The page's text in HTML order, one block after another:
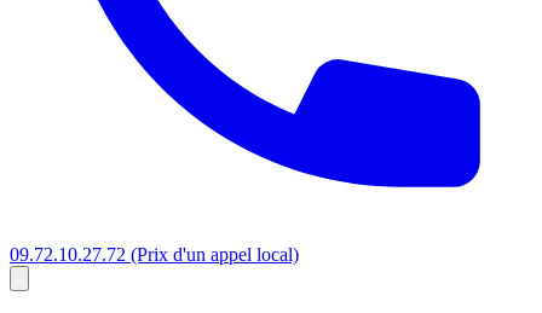
09.72.10.27.72 (Prix d'un appel local)